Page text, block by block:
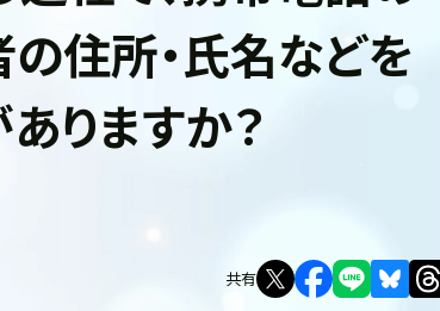
住所・氏名などを
りますか？
共有